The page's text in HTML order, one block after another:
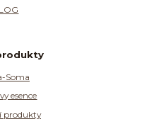
Soma
esence
produkty